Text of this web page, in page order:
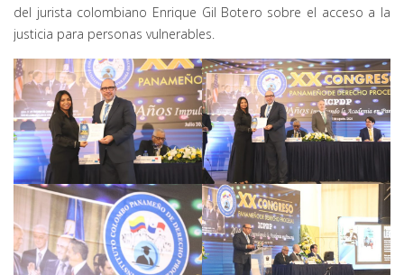
del jurista colombiano Enrique Gil Botero sobre el acceso a la
justicia para personas vulnerables.